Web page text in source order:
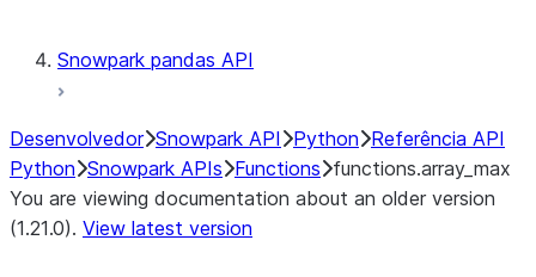
Snowpark pandas API
Desenvolvedor Snowpark API Python Referência API
Python Snowpark APIs Functions functions.array_max
You are viewing documentation about an older version
(1.21.0). View latest version